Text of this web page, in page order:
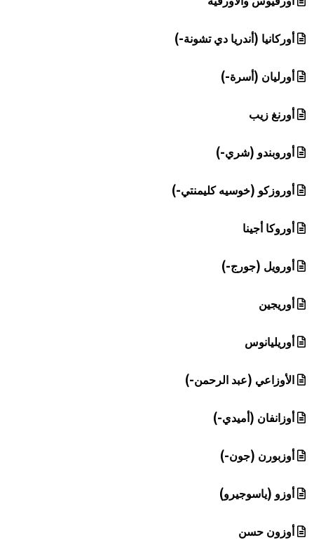
أوركانيا (أندريا دي تشونة-)
أورليان (أسرة-)
أورنغ زيب
أوروبندو (شري-)
أوروزكو (خوسيه كليمنتي-)
أوروكا أجينا
أورويل (جورج-)
أوريجين
أوريليانوس
الأوزاعي (عبد الرحمن-)
أوزانفان (أميدي-)
أوزبورن (جون-)
أوزو (ياسوجيرو)
أوزون حسن